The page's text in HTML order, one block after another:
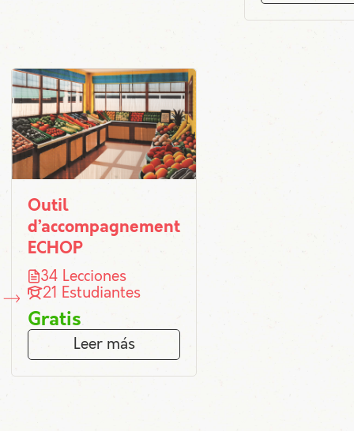
Outil
d’accompagnement
ECHOP
34 Lecciones
21 Estudiantes
Gratis
Leer más